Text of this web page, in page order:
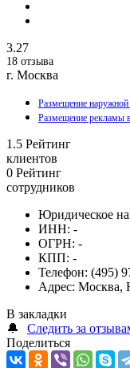
3.27
18 отзыва
г. Москва
Размещение
Размещение
1.5 Рейтинг
клиентов
0 Рейтинг
сотрудников
Юридическое
ИНН: -
ОГРН: -
КПП: -
Телефон: (495)
Адрес: Москва,
В закладки
🔔
Следить за
Поделиться